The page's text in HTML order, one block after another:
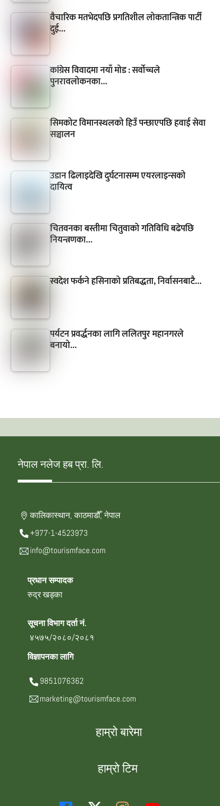
वैचारिक मतभेदपछि प्रगतिशील लोकतान्त्रिक पार्टी
दुई…
कांग्रेस विवादमा नयाँ मोड : सर्वोच्चले
पुनरावलोकनका…
सिमकोट विमानस्थलको हिउँ पन्छाएपछि हवाई सेवा
सञ्चालन
उडान ढिलाइदेखि दुर्घटनासम्म एयरलाइन्सको
दायित्व
चितवनका बस्तीमा चितुवाको गतिविधि बढेपछि
नियन्त्रणका…
स्वदेश फर्कने हसिनाको प्रतिबद्धता, निर्वासनबाटै…
पर्यटन प्रवर्द्धनका लागि ललितपुर महानगरले
बनायो…
नेपाल नलेज हब प्रा. लि.
कालिकास्थान, काठमाडौँ, नेपाल
+977-1-4523973
info@tourismface.com
प्रधान सम्पादक
रुद्र खड्का
सूचना विभाग दर्ता नं.
४५७५/२०८०/२०८१
विज्ञापनका लागि
9851076362
marketing@tourismface.com
हाम्रो बारेमा
हाम्रो टिम